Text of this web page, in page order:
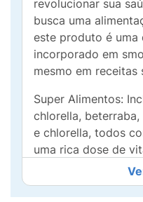
revolucionar sua
busca uma
este produto é
incorporado em
mesmo em receitas
Super Alimentos:
chlorella,
e chlorella, todos
uma rica dose de
Fácil Preparo: